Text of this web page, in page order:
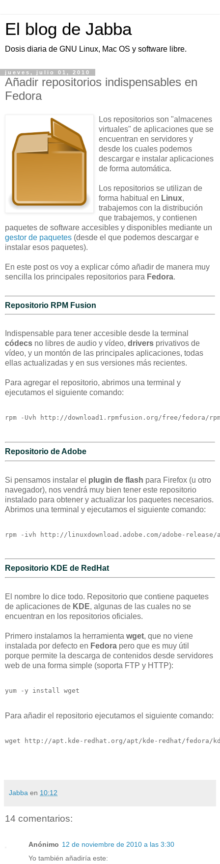
El blog de Jabba
Dosis diaria de GNU Linux, Mac OS y software libre.
jueves, julio 01, 2010
Añadir repositorios indispensables en
Fedora
Los repositorios son "almacenes
virtuales" de aplicaciones que se
encuentran en servidores y
desde los cuales podemos
descargar e instalar aplicaciones
de forma automática.
Los repositorios se utilizan de
forma habitual en Linux,
trabajemos con la distribución
que trabajemos, y contienen
paquetes de software accesibles y disponibles mediante un
gestor de paquetes (desde el que podemos descargar e
instalar esos paquetes).
En este post os voy a explicar cómo añadir de manera muy
sencilla los principales repositorios para Fedora.
Repositorio RPM Fusion
Indispensable para tener accesible desde la terminal
códecs no libres de audio y vídeo, drivers privativos de
vídeo, y un montón de las principales aplicaciones, todas
ellas actualizadas y en sus versiones más recientes.
Para agregar el repositorio, abrimos una terminal y
ejecutamos el siguiente comando:
rpm -Uvh http://download1.rpmfusion.org/free/fedora/
Repositorio de Adobe
Si pensamos instalar el plugin de flash para Firefox (u otro
navegador), nos vendrá muy bien tener este repositorio
instalado para obtener y actualizar los paquetes necesarios.
Abrimos una terminal y ejecutamos el siguiente comando:
rpm -ivh http://linuxdownload.adobe.com/adobe-release/
Repositorio KDE de RedHat
El nombre lo dice todo. Repositorio que contiene paquetes
de aplicaciones de KDE, algunas de las cuales no se
encuentran en los repositorios oficiales.
Primero instalamos la herramienta wget, que no viene
instalada por defecto en Fedora pero que es muy útil
porque permite la descarga de contenidos desde servidores
web de una forma simple (soporta FTP y HTTP):
yum -y install wget
Para añadir el repositorio ejecutamos el siguiente comando:
wget http://apt.kde-redhat.org/apt/kde-redhat/fedora/
Jabba en 10:12
14 comentarios:
Anónimo 12 de noviembre de 2010 a las 3:30
Yo también añadiría este: